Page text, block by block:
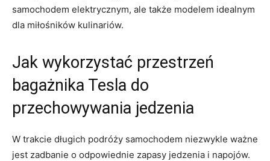
⁣samochodem elektrycznym, ⁢ale także modelem idealnym
dla miłośników kulinariów.
Jak wykorzystać przestrzeń‍
bagażnika⁤ Tesla do
przechowywania ⁤jedzenia
W trakcie długich⁤ podróży⁢ samochodem ‍niezwykle ważne
jest zadbanie o odpowiednie zapasy jedzenia i napojów.